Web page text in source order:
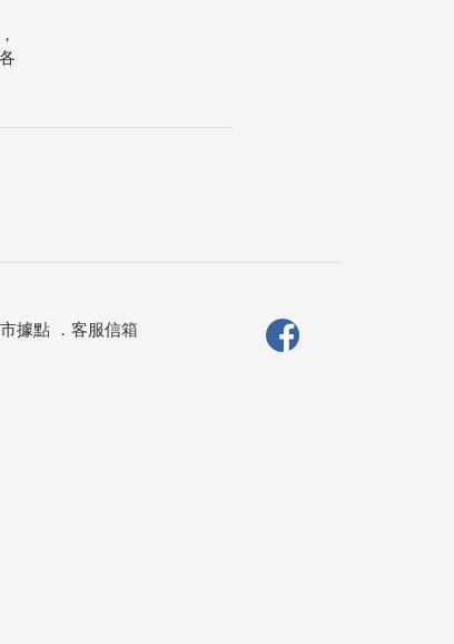
據點． 客服信箱